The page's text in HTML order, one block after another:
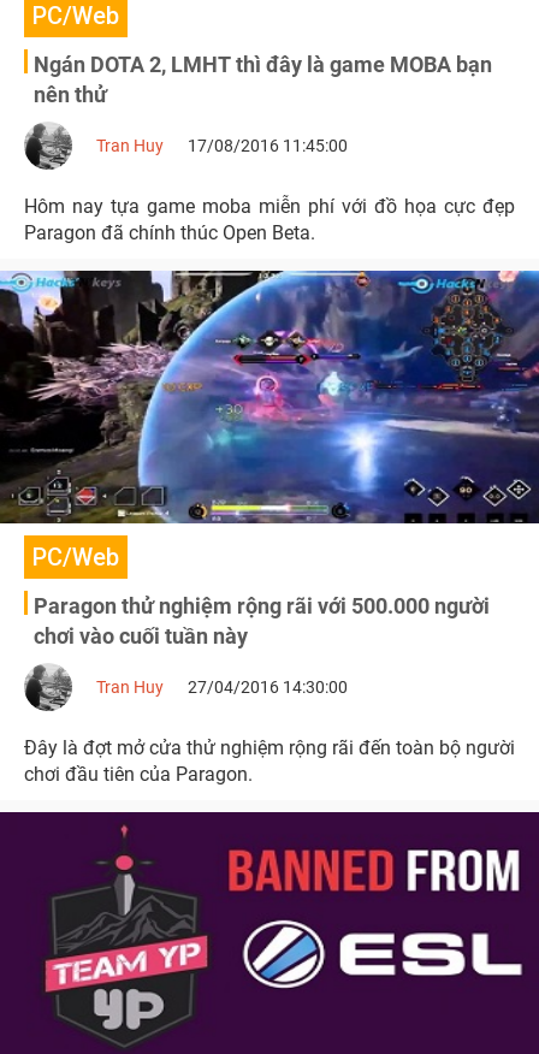
PC/Web
Ngán DOTA 2, LMHT thì đây là game MOBA bạn
nên thử
Tran Huy 17/08/2016 11:45:00
Hôm nay tựa game moba miễn phí với đồ họa cực đẹp
Paragon đã chính thúc Open Beta.
PC/Web
Paragon thử nghiệm rộng rãi với 500.000 người
chơi vào cuối tuần này
Tran Huy 27/04/2016 14:30:00
Đây là đợt mở cửa thử nghiệm rộng rãi đến toàn bộ người
chơi đầu tiên của Paragon.